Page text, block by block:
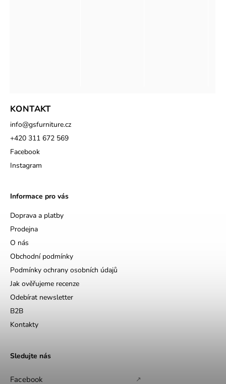
KONTAKT
info@gsfurniture.cz
+420 311 672 569
Facebook
Instagram
Informace pro vás
Doprava a platby
Prodejna
O nás
Obchodní podmínky
Podmínky ochrany osobních údajů
Jak ověřujeme recenze
Odebírat newsletter
B2B
Kontakty
Sledujte nás
Facebook ↗